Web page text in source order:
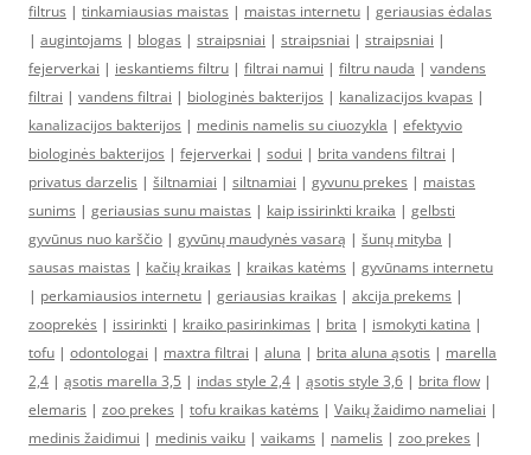
filtrus | tinkamiausias maistas | maistas internetu | geriausias ėdalas
| augintojams | blogas | straipsniai | straipsniai | straipsniai |
fejerverkai | ieskantiems filtru | filtrai namui | filtru nauda | vandens
filtrai | vandens filtrai | biologinės bakterijos | kanalizacijos kvapas |
kanalizacijos bakterijos | medinis namelis su ciuozykla | efektyvio
biologinės bakterijos | fejerverkai | sodui | brita vandens filtrai |
privatus darzelis | šiltnamiai | siltnamiai | gyvunu prekes | maistas
sunims | geriausias sunu maistas | kaip issirinkti kraika | gelbsti
gyvūnus nuo karščio | gyvūnų maudynės vasarą | šunų mityba |
sausas maistas | kačių kraikas | kraikas katėms | gyvūnams internetu
| perkamiausios internetu | geriausias kraikas | akcija prekems |
zooprekės | issirinkti | kraiko pasirinkimas | brita | ismokyti katina |
tofu | odontologai | maxtra filtrai | aluna | brita aluna ąsotis | marella
2,4 | ąsotis marella 3,5 | indas style 2,4 | ąsotis style 3,6 | brita flow |
elemaris | zoo prekes | tofu kraikas katėms | Vaikų žaidimo nameliai |
medinis žaidimui | medinis vaiku | vaikams | namelis | zoo prekes |